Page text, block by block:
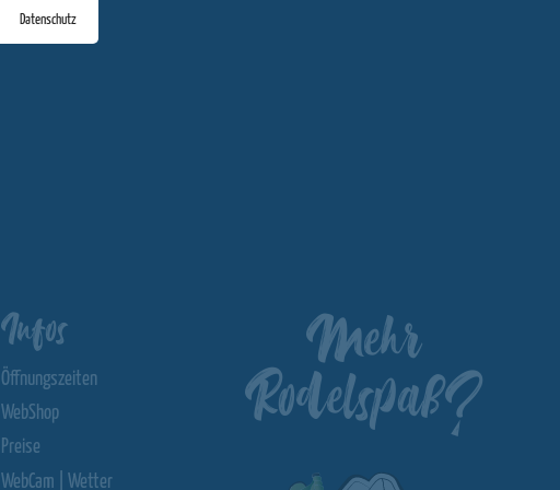
Infos
Öffnungszeiten
WebShop
Preise
WebCam | Wetter
Mehr
Rodelspaß?
Datenschutz